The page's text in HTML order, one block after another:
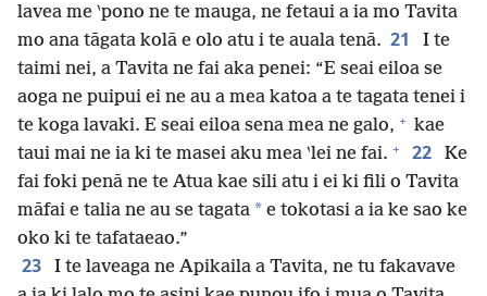
lavea me ‵pono ne te mauga, ne fetaui a ia mo Tavita
mo ana tāgata kolā e olo atu i te auala tenā. 21
I te
taimi nei, a Tavita ne fai aka penei: “E seai eiloa se
aoga ne puipui ei ne au a mea katoa a te tagata tenei i
te koga lavaki. E seai eiloa sena mea ne galo, + kae
taui mai ne ia ki te masei aku mea ‵lei ne fai. + 22
Ke
fai foki penā ne te Atua kae sili atu i ei ki fili o Tavita
māfai e talia ne au se tagata * e tokotasi a ia ke sao ke
oko ki te tafataeao.”
23
I te laveaga ne Apikaila a Tavita, ne tu fakavave